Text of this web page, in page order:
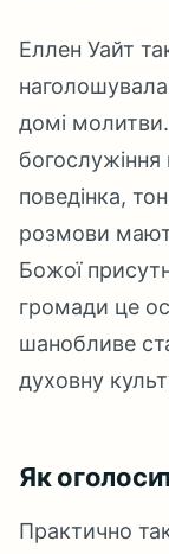
Еллен Уайт
наголошувала
домі
поведінка,
розмови
Божої
громади це
шанобливе
духовну
Як
Практично